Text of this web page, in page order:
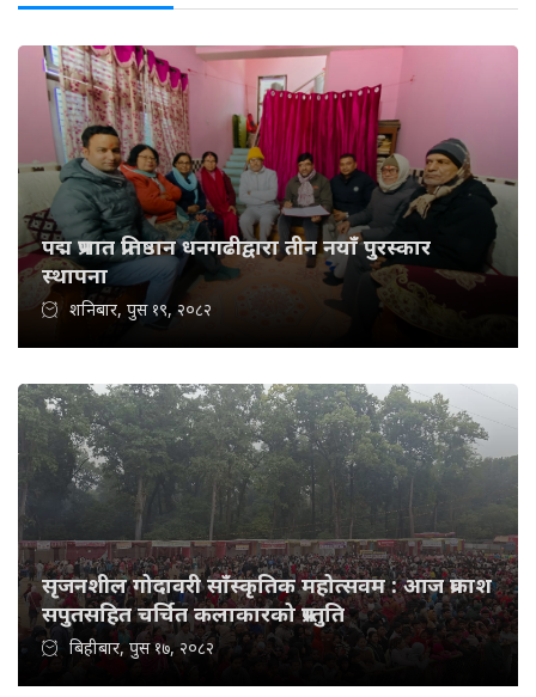
पद्म प्रभात प्रतिष्ठान धनगढीद्वारा तीन नयाँ पुरस्कार
स्थापना
शनिबार, पुस १९, २०८२
सृजनशील गोदावरी साँस्कृतिक महोत्सवम : आज प्रकाश
सपुतसहित चर्चित कलाकारको प्रस्तुति
बिहीबार, पुस १७, २०८२